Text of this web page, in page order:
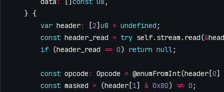
} {
var header: [2] u8 = undefined ;
const header_read = try self. stream . read(&
if (header_read == 0) return null ;
const opcode : Opcode = @enumFromInt(header [0]
const masked = (header [1] & 0x80) != 0 ;